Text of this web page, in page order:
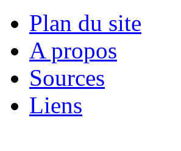
Plan du site
A propos
Sources
Liens